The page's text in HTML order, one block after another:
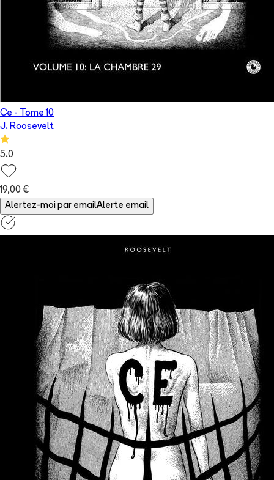
Ce - Tome 10
J. Roosevelt
5.0
19,00 €
Alertez-moi par emailAlerte email